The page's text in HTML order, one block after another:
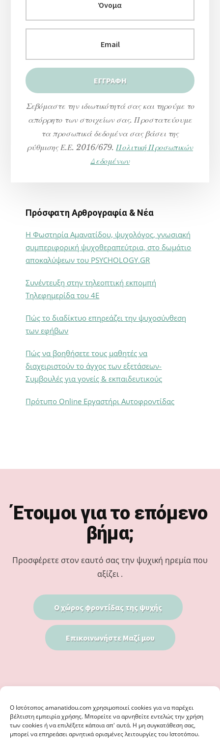
Ο Iστότοπος amanatidou.com χρησιμοποιεί cookies για να παρέχει
βέλτιστη εμπειρία χρήσης. Μπορείτε να αρνηθείτε εντελώς την χρήση
των cookies ή να επιλέξετε κάποια απ' αυτά. Η μη συγκατάθεση σας,
μπορεί να επηρεάσει αρνητικά ορισμένες λειτουργίες του Ιστοτόπου.
Σεβόμαστε την ιδιωτικότητά σας και τηρούμε το
απόρρητο των στοιχείων σας. Προστατεύουμε
τα προσωπικά δεδομένα σας βάσει της
ρύθμισης Ε.Ε. 2016/679. Πολιτική Προσωπικών
Δεδομένων
Πρόσφατη Αρθρογραφία & Νέα
Η Φωστηρία Αμανατίδου, ψυχολόγος, γνωσιακή
συμπεριφορική ψυχοθεραπεύτρια, στο δωμάτιο
αποκαλύψεων του PSYCHOLOGY.GR
Συνέντευξη στην τηλεοπτική εκπομπή
Τηλεφημερίδα του 4Ε
Πώς το διαδίκτυο επηρεάζει την ψυχοσύνθεση
των εφήβων
Πώς να βοηθήσετε τους μαθητές να
διαχειριστούν το άγχος των εξετάσεων-
Συμβουλές για γονείς & εκπαιδευτικούς
Πρότυπο Online Εργαστήρι Αυτοφροντίδας
Έτοιμοι για το επόμενο
βήμα;
Προσφέρετε στον εαυτό σας την ψυχική ηρεμία που
αξίζει .
Ο χώρος φροντίδας της ψυχής
Επικοινωνήστε Μαζί μου